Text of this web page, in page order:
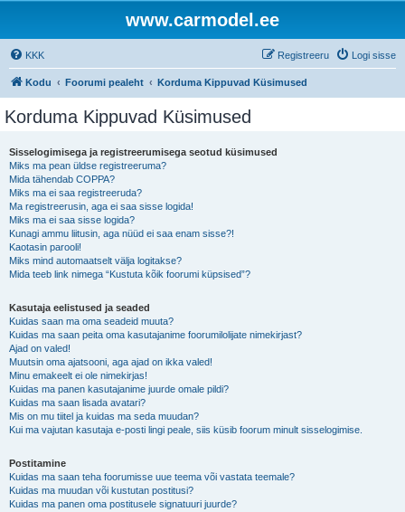
www.carmodel.ee
KKK Logi sisse
Registreeru
Kodu Foorumi pealeht Korduma Kippuvad Küsimused
Korduma Kippuvad Küsimused
Sisselogimisega ja registreerumisega seotud küsimused
Miks ma pean üldse registreeruma?
Mida tähendab COPPA?
Miks ma ei saa registreeruda?
Ma registreerusin, aga ei saa sisse logida!
Miks ma ei saa sisse logida?
Kunagi ammu liitusin, aga nüüd ei saa enam sisse?!
Kaotasin parooli!
Miks mind automaatselt välja logitakse?
Mida teeb link nimega “Kustuta kõik foorumi küpsised”?
Kasutaja eelistused ja seaded
Kuidas saan ma oma seadeid muuta?
Kuidas ma saan peita oma kasutajanime foorumilolijate nimekirjast?
Ajad on valed!
Muutsin oma ajatsooni, aga ajad on ikka valed!
Minu emakeelt ei ole nimekirjas!
Kuidas ma panen kasutajanime juurde omale pildi?
Kuidas ma saan lisada avatari?
Mis on mu tiitel ja kuidas ma seda muudan?
Kui ma vajutan kasutaja e-posti lingi peale, siis küsib foorum minult sisselogimise.
Postitamine
Kuidas ma saan teha foorumisse uue teema või vastata teemale?
Kuidas ma muudan või kustutan postitusi?
Kuidas ma panen oma postitusele signatuuri juurde?